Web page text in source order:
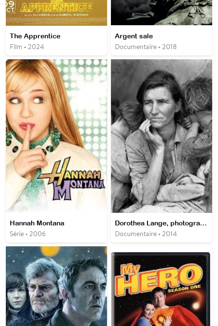
The Apprentice
Film • 2024
Argent sale
Documentaire • 2018
Hannah Montana
Série • 2006
Dorothea Lange, photographe de l'autre face de l'Amérique
Documentaire • 2014